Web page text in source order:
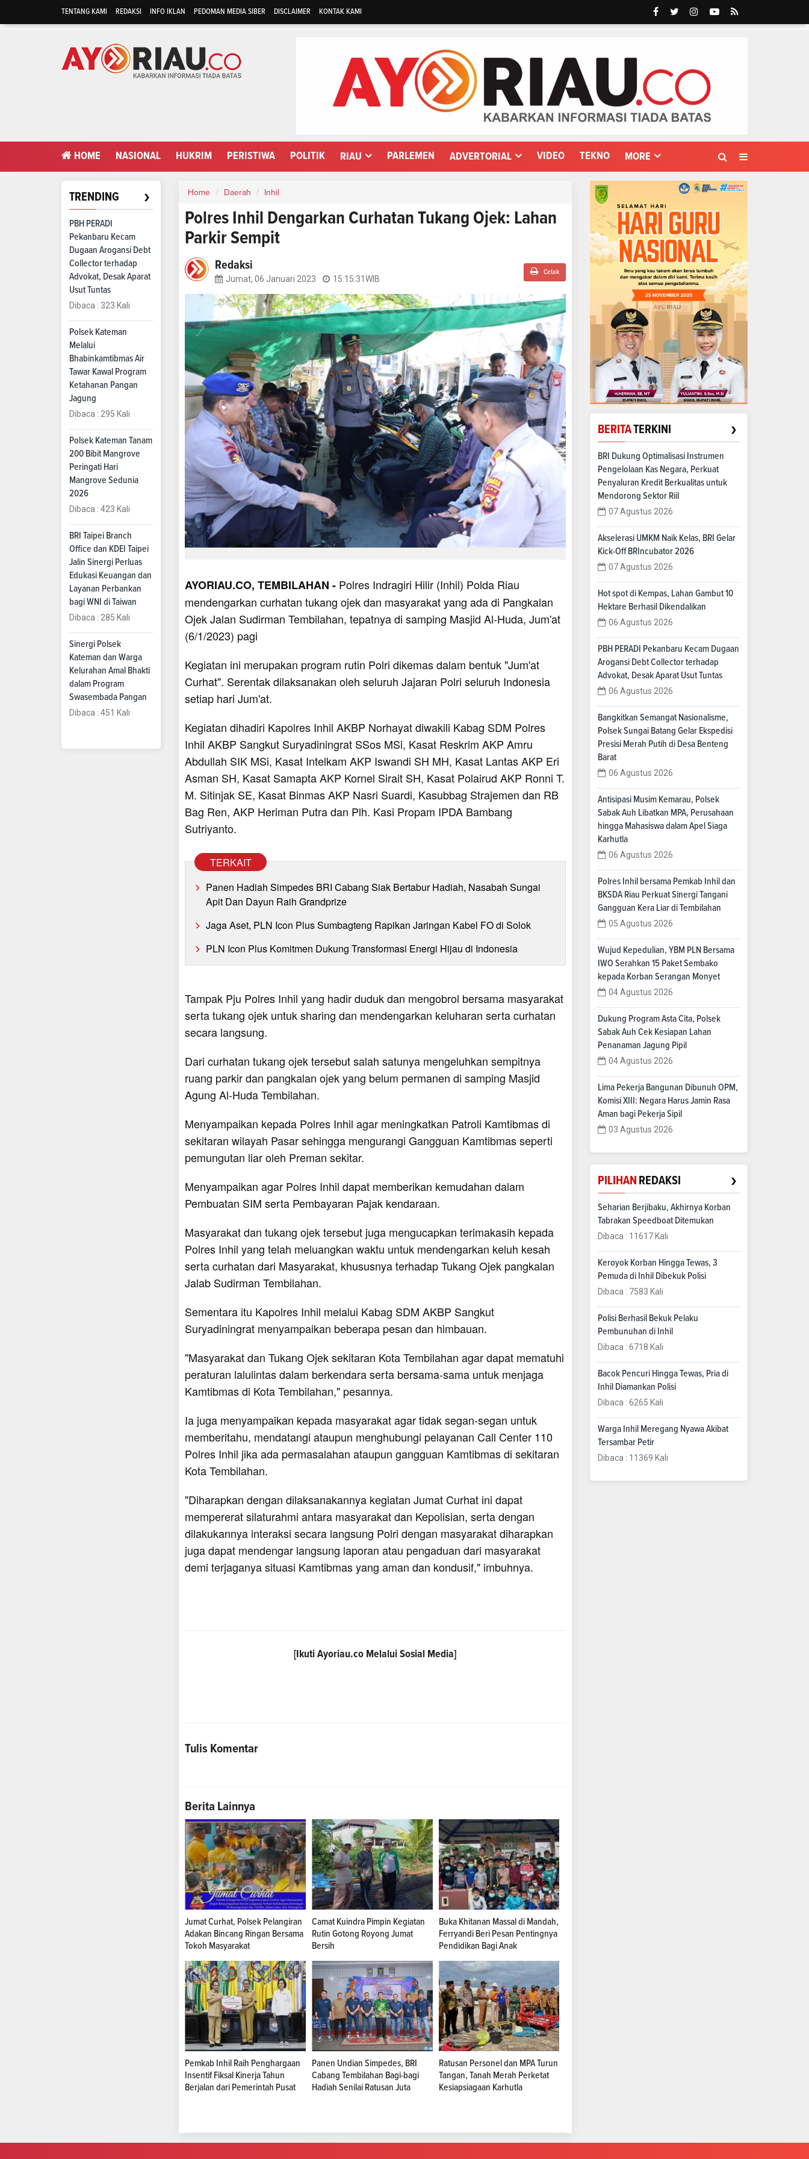
TENTANG KAMI REDAKSI INFO IKLAN PEDOMAN MEDIA SIBER DISCLAIMER KONTAK KAMI
HOME NASIONAL HUKRIM PERISTIWA POLITIK RIAU PARLEMEN ADVERTORIAL VIDEO TEKNO MORE
TRENDING ›
PBH PERADI
Pekanbaru Kecam
Dugaan Arogansi Debt
Collector terhadap
Advokat, Desak Aparat
Usut Tuntas
Dibaca : 323 Kali
Polsek Kateman
Melalui
Bhabinkamtibmas Air
Tawar Kawal Program
Ketahanan Pangan
Jagung
Dibaca : 295 Kali
Polsek Kateman Tanam
200 Bibit Mangrove
Peringati Hari
Mangrove Sedunia
2026
Dibaca : 423 Kali
BRI Taipei Branch
Office dan KDEI Taipei
Jalin Sinergi Perluas
Edukasi Keuangan dan
Layanan Perbankan
bagi WNI di Taiwan
Dibaca : 285 Kali
Sinergi Polsek
Kateman dan Warga
Kelurahan Amal Bhakti
dalam Program
Swasembada Pangan
Dibaca : 451 Kali
Home Daerah Inhil
Polres Inhil Dengarkan Curhatan Tukang Ojek: Lahan
Parkir Sempit
Redaksi
Jumat, 06 Januari 2023 15:15:31WIB
Cetak
AYORIAU.CO, TEMBILAHAN - Polres Indragiri Hilir (Inhil) Polda Riau
mendengarkan curhatan tukang ojek dan masyarakat yang ada di Pangkalan
Ojek Jalan Sudirman Tembilahan, tepatnya di samping Masjid Al-Huda, Jum'at
(6/1/2023) pagi
Kegiatan ini merupakan program rutin Polri dikemas dalam bentuk "Jum'at
Curhat". Serentak dilaksanakan oleh seluruh Jajaran Polri seluruh Indonesia
setiap hari Jum'at.
Kegiatan dihadiri Kapolres Inhil AKBP Norhayat diwakili Kabag SDM Polres
Inhil AKBP Sangkut Suryadiningrat SSos MSi, Kasat Reskrim AKP Amru
Abdullah SIK MSi, Kasat Intelkam AKP Iswandi SH MH, Kasat Lantas AKP Eri
Asman SH, Kasat Samapta AKP Kornel Sirait SH, Kasat Polairud AKP Ronni T.
M. Sitinjak SE, Kasat Binmas AKP Nasri Suardi, Kasubbag Strajemen dan RB
Bag Ren, AKP Heriman Putra dan Plh. Kasi Propam IPDA Bambang
Sutriyanto.
TERKAIT
Panen Hadiah Simpedes BRI Cabang Siak Bertabur Hadiah, Nasabah Sungai
Apit Dan Dayun Raih Grandprize
Jaga Aset, PLN Icon Plus Sumbagteng Rapikan Jaringan Kabel FO di Solok
PLN Icon Plus Komitmen Dukung Transformasi Energi Hijau di Indonesia
Tampak Pju Polres Inhil yang hadir duduk dan mengobrol bersama masyarakat
serta tukang ojek untuk sharing dan mendengarkan keluharan serta curhatan
secara langsung.
Dari curhatan tukang ojek tersebut salah satunya mengeluhkan sempitnya
ruang parkir dan pangkalan ojek yang belum permanen di samping Masjid
Agung Al-Huda Tembilahan.
Menyampaikan kepada Polres Inhil agar meningkatkan Patroli Kamtibmas di
sekitaran wilayah Pasar sehingga mengurangi Gangguan Kamtibmas seperti
pemungutan liar oleh Preman sekitar.
Menyampaikan agar Polres Inhil dapat memberikan kemudahan dalam
Pembuatan SIM serta Pembayaran Pajak kendaraan.
Masyarakat dan tukang ojek tersebut juga mengucapkan terimakasih kepada
Polres Inhil yang telah meluangkan waktu untuk mendengarkan keluh kesah
serta curhatan dari Masyarakat, khususnya terhadap Tukang Ojek pangkalan
Jalab Sudirman Tembilahan.
Sementara itu Kapolres Inhil melalui Kabag SDM AKBP Sangkut
Suryadiningrat menyampaikan beberapa pesan dan himbauan.
"Masyarakat dan Tukang Ojek sekitaran Kota Tembilahan agar dapat mematuhi
peraturan lalulintas dalam berkendara serta bersama-sama untuk menjaga
Kamtibmas di Kota Tembilahan," pesannya.
Ia juga menyampaikan kepada masyarakat agar tidak segan-segan untuk
memberitahu, mendatangi ataupun menghubungi pelayanan Call Center 110
Polres Inhil jika ada permasalahan ataupun gangguan Kamtibmas di sekitaran
Kota Tembilahan.
"Diharapkan dengan dilaksanakannya kegiatan Jumat Curhat ini dapat
mempererat silaturahmi antara masyarakat dan Kepolisian, serta dengan
dilakukannya interaksi secara langsung Polri dengan masyarakat diharapkan
juga dapat mendengar langsung laporan atau pengaduan dari masyarakat
demi terjaganya situasi Kamtibmas yang aman dan kondusif," imbuhnya.
[IkutiAyoriau.co Melalui Sosial Media]
Tulis Komentar
Berita Lainnya
Jumat Curhat, Polsek Pelangiran
Adakan Bincang Ringan Bersama
Tokoh Masyarakat
Camat Kuindra Pimpin Kegiatan
Rutin Gotong Royong Jumat
Bersih
Buka Khitanan Massal di Mandah,
Ferryandi Beri Pesan Pentingnya
Pendidikan Bagi Anak
Pemkab Inhil Raih Penghargaan
Insentif Fiksal Kinerja Tahun
Berjalan dari Pemerintah Pusat
Panen Undian Simpedes, BRI
Cabang Tembilahan Bagi-bagi
Hadiah Senilai Ratusan Juta
Ratusan Personel dan MPA Turun
Tangan, Tanah Merah Perketat
Kesiapsiagaan Karhutla
BERITATERKINI ›
BRI Dukung Optimalisasi Instrumen
Pengelolaan Kas Negara, Perkuat
Penyaluran Kredit Berkualitas untuk
Mendorong Sektor Riil
07 Agustus 2026
Akselerasi UMKM Naik Kelas, BRI Gelar
Kick-Off BRIncubator 2026
07 Agustus 2026
Hot spot di Kempas, Lahan Gambut 10
Hektare Berhasil Dikendalikan
06 Agustus 2026
PBH PERADI Pekanbaru Kecam Dugaan
Arogansi Debt Collector terhadap
Advokat, Desak Aparat Usut Tuntas
06 Agustus 2026
Bangkitkan Semangat Nasionalisme,
Polsek Sungai Batang Gelar Ekspedisi
Presisi Merah Putih di Desa Benteng
Barat
06 Agustus 2026
Antisipasi Musim Kemarau, Polsek
Sabak Auh Libatkan MPA, Perusahaan
hingga Mahasiswa dalam Apel Siaga
Karhutla
06 Agustus 2026
Polres Inhil bersama Pemkab Inhil dan
BKSDA Riau Perkuat Sinergi Tangani
Gangguan Kera Liar di Tembilahan
05 Agustus 2026
Wujud Kepedulian, YBM PLN Bersama
IWO Serahkan 15 Paket Sembako
kepada Korban Serangan Monyet
04 Agustus 2026
Dukung Program Asta Cita, Polsek
Sabak Auh Cek Kesiapan Lahan
Penanaman Jagung Pipil
04 Agustus 2026
Lima Pekerja Bangunan Dibunuh OPM,
Komisi XIII: Negara Harus Jamin Rasa
Aman bagi Pekerja Sipil
03 Agustus 2026
PILIHAN REDAKSI ›
Seharian Berjibaku, Akhirnya Korban
Tabrakan Speedboat Ditemukan
Dibaca : 11617 Kali
Keroyok Korban Hingga Tewas, 3
Pemuda di Inhil Dibekuk Polisi
Dibaca : 7583 Kali
Polisi Berhasil Bekuk Pelaku
Pembunuhan di Inhil
Dibaca : 6718 Kali
Bacok Pencuri Hingga Tewas, Pria di
Inhil Diamankan Polisi
Dibaca : 6265 Kali
Warga Inhil Meregang Nyawa Akibat
Tersambar Petir
Dibaca : 11369 Kali